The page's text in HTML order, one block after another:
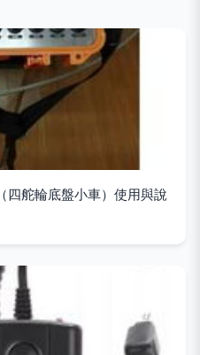
四舵輪底盤小車）使用與說